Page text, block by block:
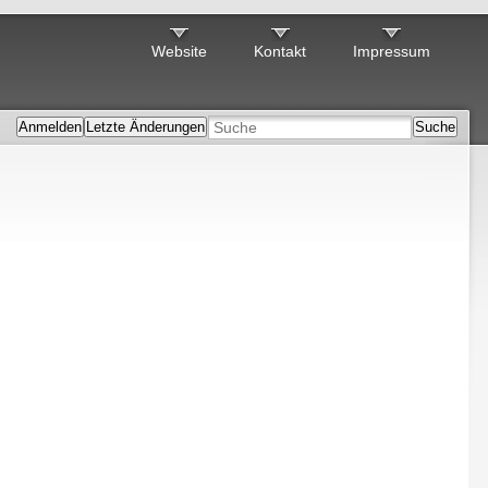
Website Kontakt Impressum
Anmelden Letzte Änderungen Suche